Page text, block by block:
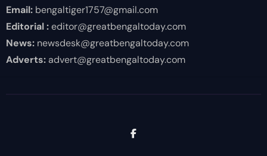
Email:bengaltiger1757@gmail.com
Editorial :editor@greatbengaltoday.com
News:newsdesk@greatbengaltoday.com
Adverts:advert@greatbengaltoday.com